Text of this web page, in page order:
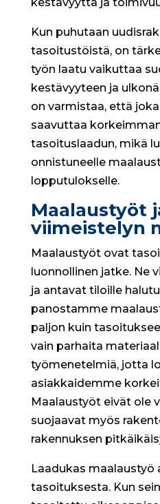
Kun puhutaan
tasoitustöistä, on
työn laatu vaikuttaa
kestävyyteen ja
on varmistaa, että
saavuttaa
tasoituslaadun, mikä
onnistuneelle
lopputulokselle.
Maalaustyöt
viimeistelyn
Maalaustyöt ovat
luonnollinen jatke. Ne
ja antavat tiloille
panostamme
paljon kuin
vain parhaita
työmenetelmiä, jotta
asiakkaidemme
Maalaustyöt eivät ole
suojaavat myös
rakennuksen
Laadukas maalaustyö
tasoituksesta. Kun